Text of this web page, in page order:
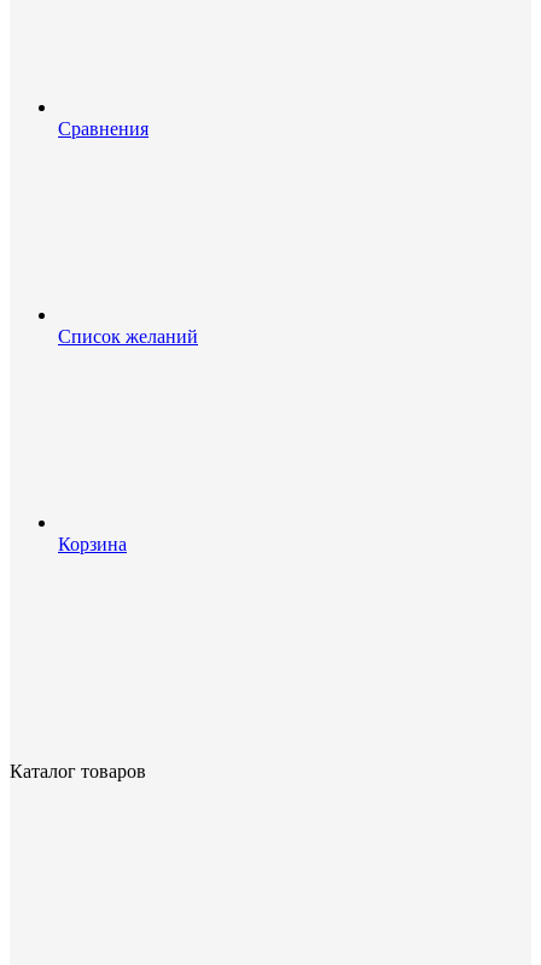
Сравнения
Список желаний
Корзина
Каталог товаров